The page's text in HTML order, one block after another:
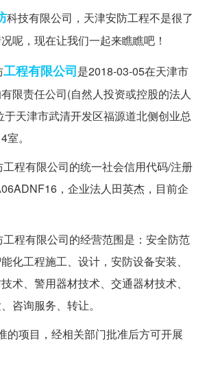
科技有限公司，天津安防工程不是很了
呢，现在让我们一起来瞧瞧吧！
工程有限公司是2018-03-05在天津市
限责任公司(自然人投资或控股的法人
天津市武清开发区福源道北侧创业总
。
程有限公司的统一社会信用代码/注册
，企业法人田英杰，目前企
程有限公司的经营范围是：安全防范
化工程施工、设计，安防设备安装、
术、警用器材技术、交通器材技术、
咨询服务、转让。
的项目，经相关部门批准后方可开展